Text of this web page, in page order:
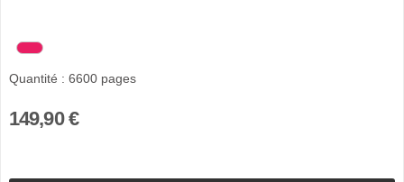
Quantité : 6600 pages
149,90 €